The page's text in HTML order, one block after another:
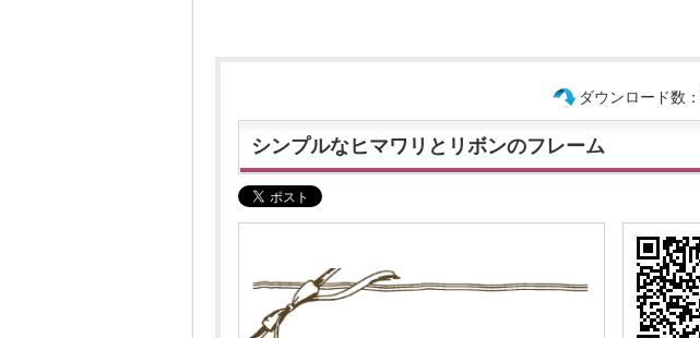
ダウンロード数：
シンプルなヒマワリとリボンのフレーム